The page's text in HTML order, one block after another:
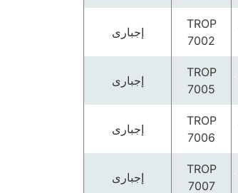
TROP
7002
إجبارى
TROP
7005
إجبارى
TROP
7006
إجبارى
TROP
7007
إجبارى